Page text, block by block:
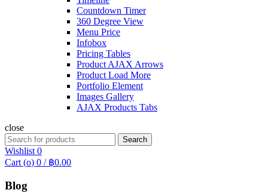
Countdown Timer
360 Degree View
Menu Price
Infobox
Pricing Tables
Product AJAX Arrows
Product Load More
Portfolio Element
Images Gallery
AJAX Products Tabs
close
Search
for:
Search
Wishlist 0
Cart (o) 0 / ฿0.00
Blog